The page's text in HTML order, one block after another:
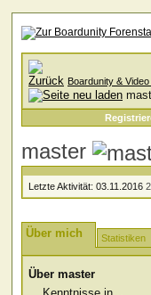
Boardunity &
master
Letzte Aktivität: 03.11.2016
Über mich Statistiken
Über master